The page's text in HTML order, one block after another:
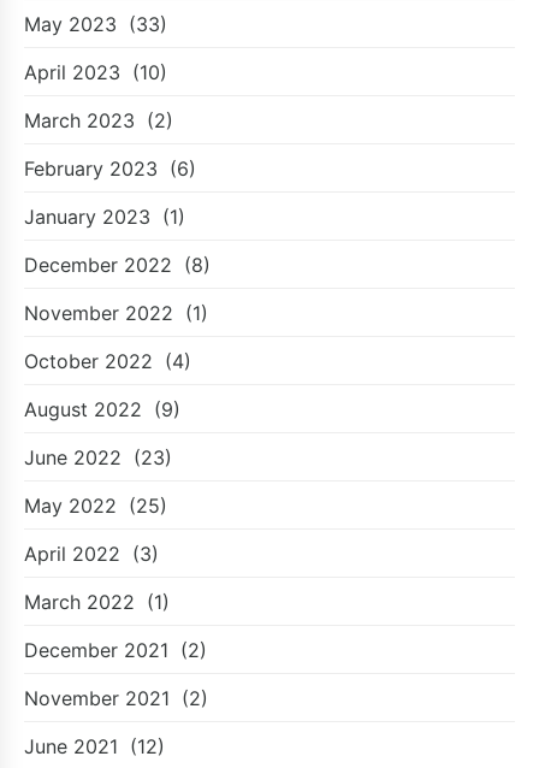
May 2023 (33)
April 2023 (10)
March 2023 (2)
February 2023 (6)
January 2023 (1)
December 2022 (8)
November 2022 (1)
October 2022 (4)
August 2022 (9)
June 2022 (23)
May 2022 (25)
April 2022 (3)
March 2022 (1)
December 2021 (2)
November 2021 (2)
June 2021 (12)